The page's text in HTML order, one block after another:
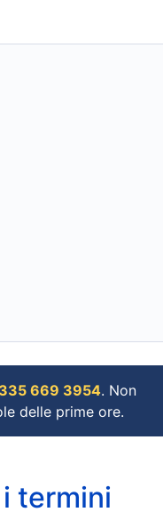
669 3954. Non
delle prime ore.
termini